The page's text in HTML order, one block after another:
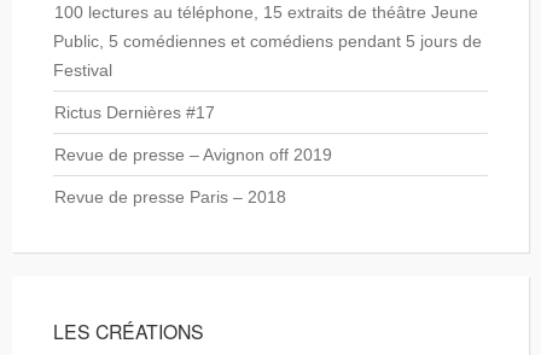
100 lectures au téléphone, 15 extraits de théâtre Jeune
Public, 5 comédiennes et comédiens pendant 5 jours de
Festival
Rictus Dernières #17
Revue de presse – Avignon off 2019
Revue de presse Paris – 2018
LES CRÉATIONS